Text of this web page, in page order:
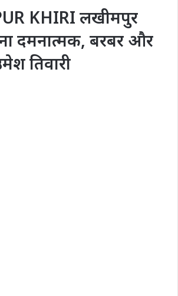
KHIRI लखीमपुर
दमनात्मक, बरबर और
तिवारी